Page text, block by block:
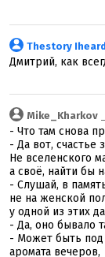
Thestory Iheard
Дмитрий, как
Mike_Kharkov
- Что там снова
- Да вот, счастье
Не вселенского
а своё, найти бы
- Слушай, в
не на женской
у одной из этих
- Да, оно бывало
- Может быть
аромата вечеров,